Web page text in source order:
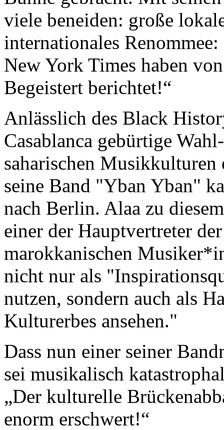
viele beneiden: große
internationales
New York Times haben
Begeistert berichtet!“
Anlässlich des Black
Casablanca gebürtige
saharischen
seine Band "Yban Yban"
nach Berlin. Alaa zu
einer der Hauptvertreter
marokkanischen
nicht nur als
nutzen, sondern auch als
Kulturerbes ansehen."
Dass nun einer seiner
sei musikalisch
„Der kulturelle
enorm erschwert!“